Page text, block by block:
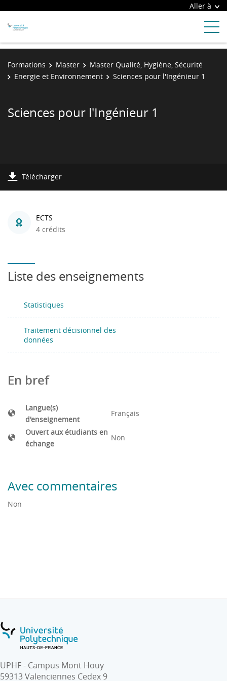
Aller à
Formations Master
Master Qualité, Hygiène, Sécurité
Energie et Environnement
Sciences pour l'Ingénieur 1
Sciences pour l'Ingénieur 1
Télécharger
ECTS
4 crédits
Liste des enseignements
Statistiques
Traitement décisionnel des
données
En bref
Langue(s)
d'enseignement
Français
Ouvert aux étudiants en
échange
Non
Avec commentaires
Non
UPHF - Campus Mont Houy
59313 Valenciennes Cedex 9